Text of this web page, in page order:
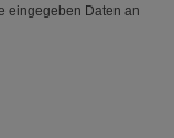
eingegeben Daten an